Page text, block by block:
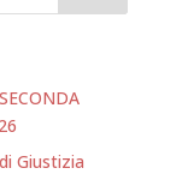
Giustizia